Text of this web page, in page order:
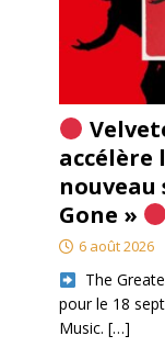
accélère
nouveau
Gone »
6 août 2026
The
pour le 18
Music. […]